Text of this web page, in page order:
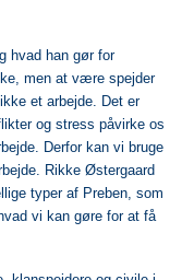
hvad han gør for
men at være spejder
et arbejde. Det er
og stress påvirke os
Derfor kan vi bruge
Rikke Østergaard
typer af Preben, som
vi kan gøre for at få